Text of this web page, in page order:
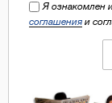
Я ознакомлен
соглашения и